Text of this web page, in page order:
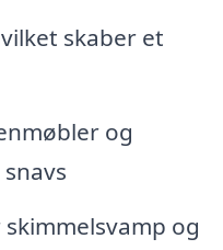
skaber et
og
og